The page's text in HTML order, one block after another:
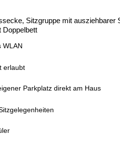
Sitzgruppe mit ausziehbarer
Doppelbett
WLAN
erlaubt
Parkplatz direkt am Haus